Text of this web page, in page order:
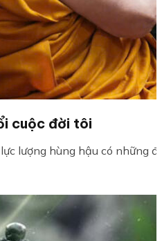
cuộc đời tôi
lượng hùng hậu có những